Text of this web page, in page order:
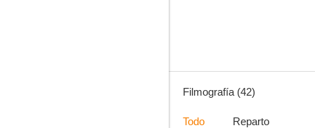
Filmografía (42)
Todo Reparto